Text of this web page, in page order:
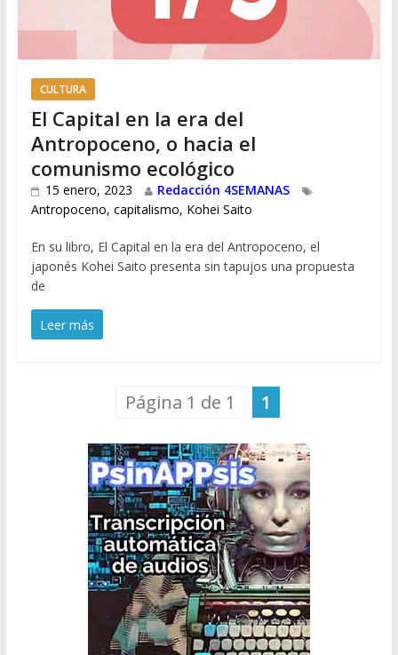
CULTURA
El Capital en la era del
Antropoceno, o hacia el
comunismo ecológico
15 enero, 2023
Redacción 4SEMANAS
Antropoceno, capitalismo, Kohei Saito
En su libro, El Capital en la era del Antropoceno, el
japonés Kohei Saito presenta sin tapujos una propuesta
de
Leer más
Página 1 de 1 1